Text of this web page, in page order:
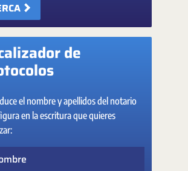
de
el nombre y apellidos del notario
en la escritura que quieres